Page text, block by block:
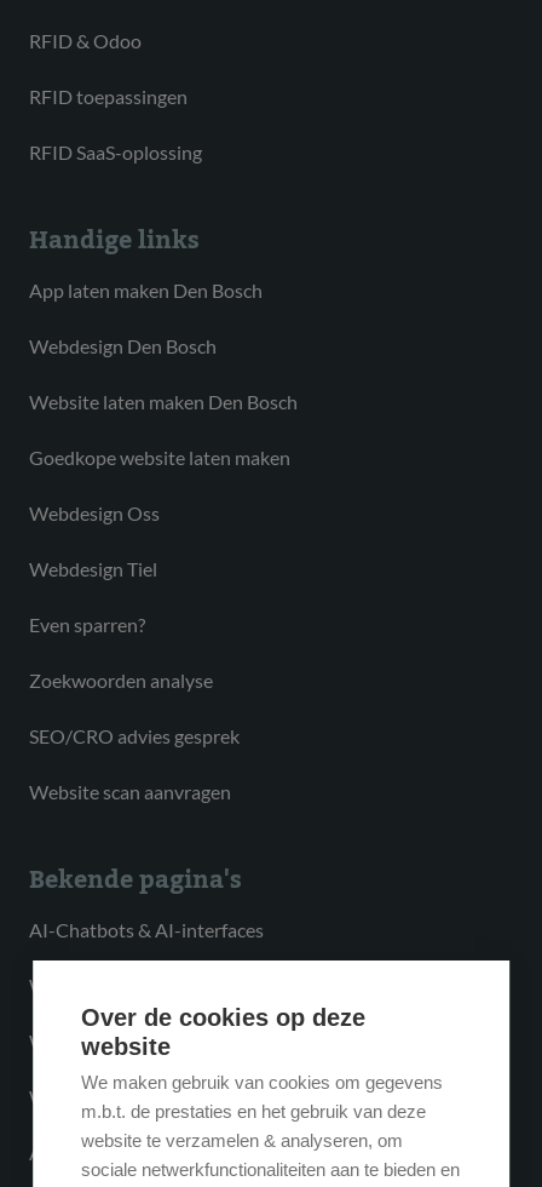
Over de cookies op deze
website
We maken gebruik van cookies om gegevens
m.b.t. de prestaties en het gebruik van deze
website te verzamelen & analyseren, om
sociale netwerkfunctionaliteiten aan te bieden en
RFID & Odoo
RFID toepassingen
RFID SaaS-oplossing
Handige links
App laten maken Den Bosch
Webdesign Den Bosch
Website laten maken Den Bosch
Goedkope website laten maken
Webdesign Oss
Webdesign Tiel
Even sparren?
Zoekwoorden analyse
SEO/CRO advies gesprek
Website scan aanvragen
Bekende pagina's
AI-Chatbots & AI-interfaces
Website laten maken
Webshop laten maken
Webapplicatie laten maken
App laten maken